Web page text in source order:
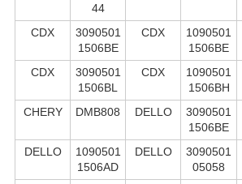
44
CDX
3090501
1506BE
CDX
1090501
1506BE
CDX
3090501
1506BL
CDX
1090501
1506BH
CHERY
DMB808 DELLO
3090501
1506BE
DELLO
1090501
1506AD
DELLO
3090501
05058